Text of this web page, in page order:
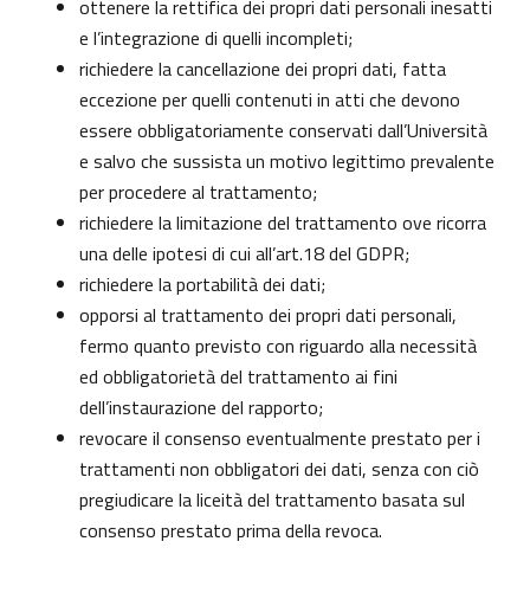
ottenere la rettifica dei propri dati personali inesatti
e l’integrazione di quelli incompleti;
richiedere la cancellazione dei propri dati, fatta
eccezione per quelli contenuti in atti che devono
essere obbligatoriamente conservati dall’Università
e salvo che sussista un motivo legittimo prevalente
per procedere al trattamento;
richiedere la limitazione del trattamento ove ricorra
una delle ipotesi di cui all’art.18 del GDPR;
richiedere la portabilità dei dati;
opporsi al trattamento dei propri dati personali,
fermo quanto previsto con riguardo alla necessità
ed obbligatorietà del trattamento ai fini
dell’instaurazione del rapporto;
revocare il consenso eventualmente prestato per i
trattamenti non obbligatori dei dati, senza con ciò
pregiudicare la liceità del trattamento basata sul
consenso prestato prima della revoca.